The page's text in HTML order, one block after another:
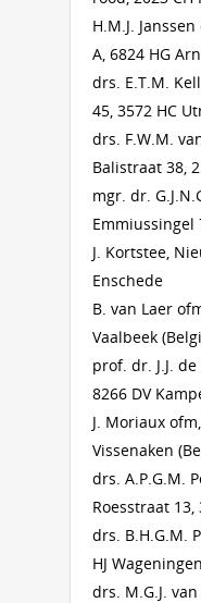
H.M.J.
A, 6824 HG
drs. E.T.M.
45, 3572 HC
drs. F.W.M.
Balistraat 38,
mgr. dr.
Emmiussingel
J. Kortstee,
Enschede
B. van Laer
Vaalbeek
prof. dr. J.J.
8266 DV
J. Moriaux
Vissenaken
drs. A.P.G.M.
Roesstraat 13,
drs. B.H.G.M.
HJ Wageningen
drs. M.G.J.